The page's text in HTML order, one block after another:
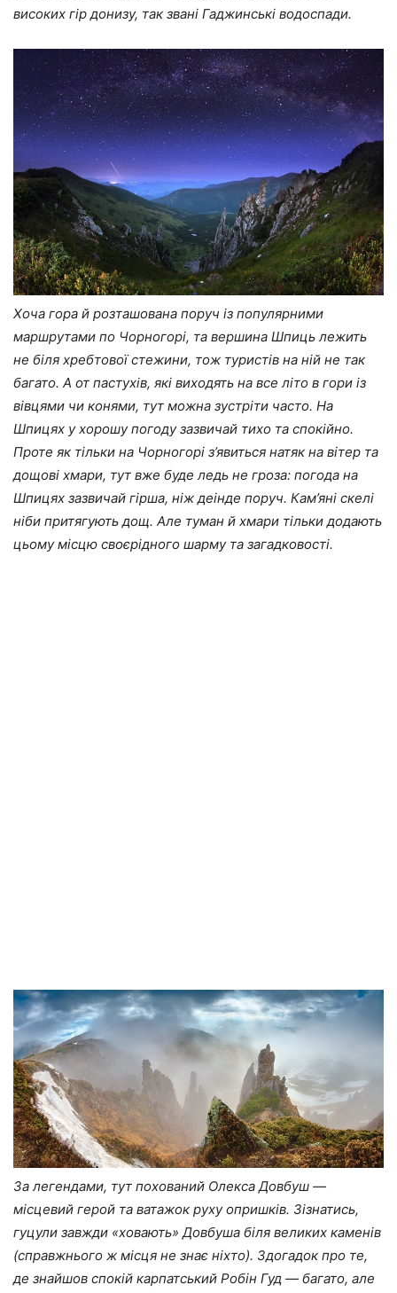
високих гір донизу, так звані Гаджинські водоспади.
Хоча гора й розташована поруч із популярними
маршрутами по Чорногорі, та вершина Шпиць лежить
не біля хребтової стежини, тож туристів на ній не так
багато. А от пастухів, які виходять на все літо в гори із
вівцями чи конями, тут можна зустріти часто. На
Шпицях у хорошу погоду зазвичай тихо та спокійно.
Проте як тільки на Чорногорі з’явиться натяк на вітер та
дощові хмари, тут вже буде ледь не гроза: погода на
Шпицях зазвичай гірша, ніж деінде поруч. Кам’яні скелі
ніби притягують дощ. Але туман й хмари тільки додають
цьому місцю своєрідного шарму та загадковості.
За легендами, тут похований Олекса Довбуш —
місцевий герой та ватажок руху опришків. Зізнатись,
гуцули завжди «ховають» Довбуша біля великих каменів
(справжнього ж місця не знає ніхто). Здогадок про те,
де знайшов спокій карпатський Робін Гуд — багато, але